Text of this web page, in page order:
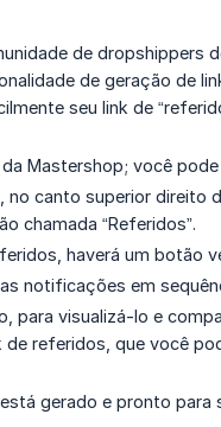
de
de geração de
seu link de
Mastershop; você
no canto superior direito
chamada “Referidos”.
haverá um botão
notificações em
para visualizá-lo e
referidos, que você
gerado e pronto para